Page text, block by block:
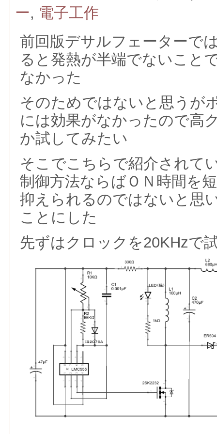
ー, 電子工作
前回版デサルフェーターで
ると発熱が半端でないこと
なかった
そのためではないと思うが
には効果がなかったので高
か試してみたい
そこでこちらで紹介されて
制御方法ならばＯＮ時間を
抑えられるのではないと思
ことにした
先ずはクロックを20KHzで